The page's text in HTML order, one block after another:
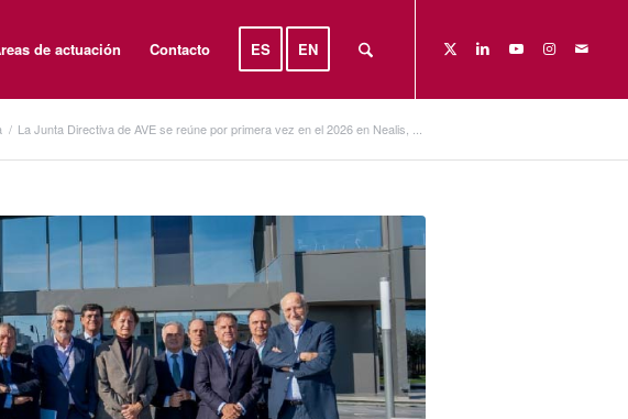
de actuación Contacto ES EN
/ La Junta Directiva de AVE se reúne por primera vez en el 2026 en Nealis, ...